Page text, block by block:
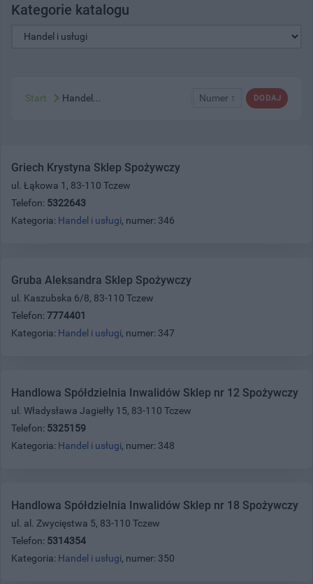
Kategorie katalogu
DODAJ
Numer ↑
Start Handel...
Griech Krystyna Sklep Spożywczy
ul. Łąkowa 1, 83-110 Tczew
Telefon: 5322643
Kategoria: Handel i usługi, numer: 346
Gruba Aleksandra Sklep Spożywczy
ul. Kaszubska 6/8, 83-110 Tczew
Telefon: 7774401
Kategoria: Handel i usługi, numer: 347
Handlowa Spółdzielnia Inwalidów Sklep nr 12 Spożywczy
ul. Władysława Jagiełły 15, 83-110 Tczew
Telefon: 5325159
Kategoria: Handel i usługi, numer: 348
Handlowa Spółdzielnia Inwalidów Sklep nr 18 Spożywczy
ul. al. Zwycięstwa 5, 83-110 Tczew
Telefon: 5314354
Kategoria: Handel i usługi, numer: 350